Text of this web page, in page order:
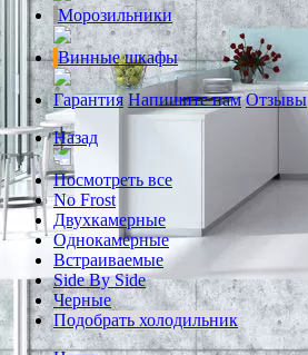
Морозильники
Винные шкафы
Гарантия Напишите нам Отзывы
Назад
Посмотреть все
No Frost
Двухкамерные
Однокамерные
Встраиваемые
Side By Side
Черные
Подобрать холодильник